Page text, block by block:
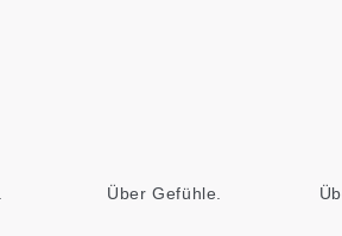
Über Gefühle.